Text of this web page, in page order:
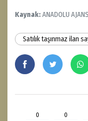
Kaynak:ANADOLU
Satılık taşınmaz ilan
0 0